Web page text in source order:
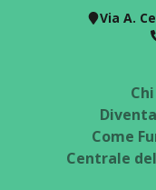
Via A.
Come
Centrale